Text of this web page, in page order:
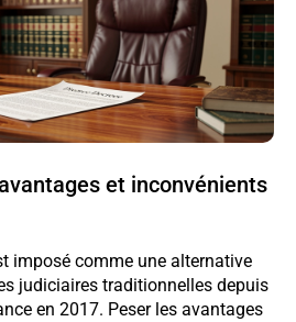
et inconvénients
imposé comme une alternative
judiciaires traditionnelles depuis
en 2017. Peser les avantages